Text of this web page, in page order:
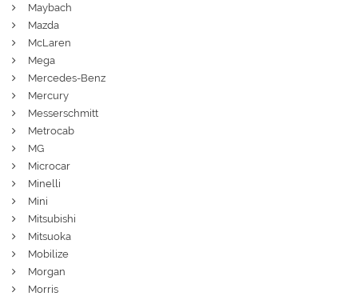
Maybach
Mazda
McLaren
Mega
Mercedes-Benz
Mercury
Messerschmitt
Metrocab
MG
Microcar
Minelli
Mini
Mitsubishi
Mitsuoka
Mobilize
Morgan
Morris